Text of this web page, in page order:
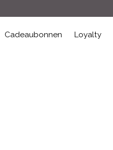
Cadeaubonnen Loyalty